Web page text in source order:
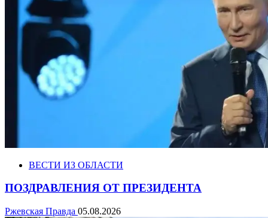
ВЕСТИ ИЗ ОБЛАСТИ
ПОЗДРАВЛЕНИЯ ОТ ПРЕЗИДЕНТА
Ржевская Правда 05.08.2026